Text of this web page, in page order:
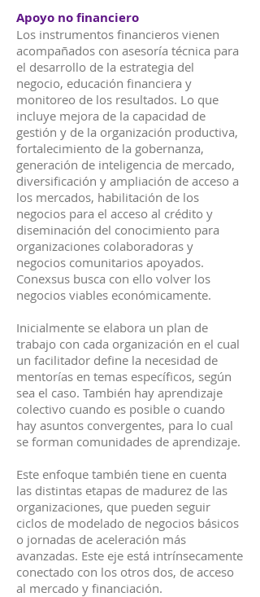
Apoyo no financiero
Los instrumentos financieros vienen
acompañados con asesoría técnica para
el desarrollo de la estrategia del
negocio, educación financiera y
monitoreo de los resultados. Lo que
incluye mejora de la capacidad de
gestión y de la organización productiva,
fortalecimiento de la gobernanza,
generación de inteligencia de mercado,
diversificación y ampliación de acceso a
los mercados, habilitación de los
negocios para el acceso al crédito y
diseminación del conocimiento para
organizaciones colaboradoras y
negocios comunitarios apoyados.
Conexsus busca con ello volver los
negocios viables económicamente.
Inicialmente se elabora un plan de
trabajo con cada organización en el cual
un facilitador define la necesidad de
mentorías en temas específicos, según
sea el caso. También hay aprendizaje
colectivo cuando es posible o cuando
hay asuntos convergentes, para lo cual
se forman comunidades de aprendizaje.
Este enfoque también tiene en cuenta
las distintas etapas de madurez de las
organizaciones, que pueden seguir
ciclos de modelado de negocios básicos
o jornadas de aceleración más
avanzadas. Este eje está intrínsecamente
conectado con los otros dos, de acceso
al mercado y financiación.